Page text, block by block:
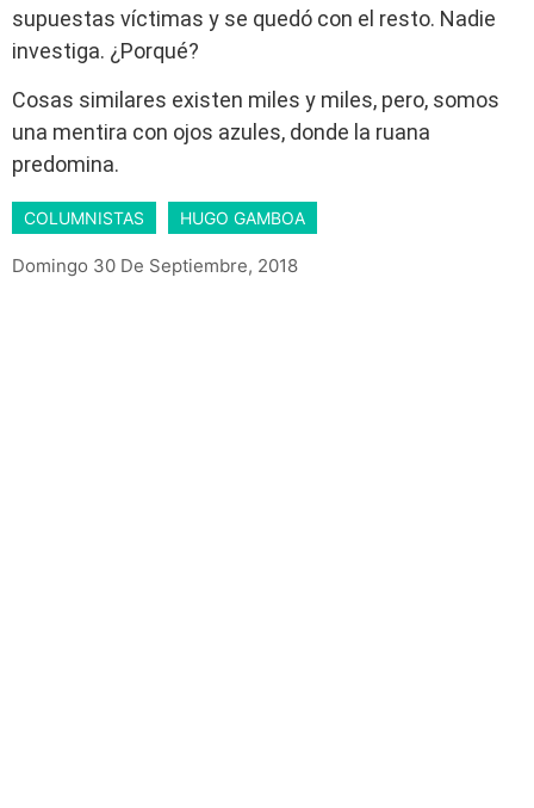
supuestas víctimas y se quedó con el resto. Nadie
investiga. ¿Porqué?
Cosas similares existen miles y miles, pero, somos
una mentira con ojos azules, donde la ruana
predomina.
COLUMNISTAS HUGO GAMBOA
Domingo 30 De Septiembre, 2018